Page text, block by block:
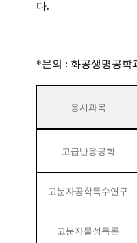
다.
*문의 : 화공생명공학
응시과목
고급반응공학
고분자공학특수연구
고분자물성특론